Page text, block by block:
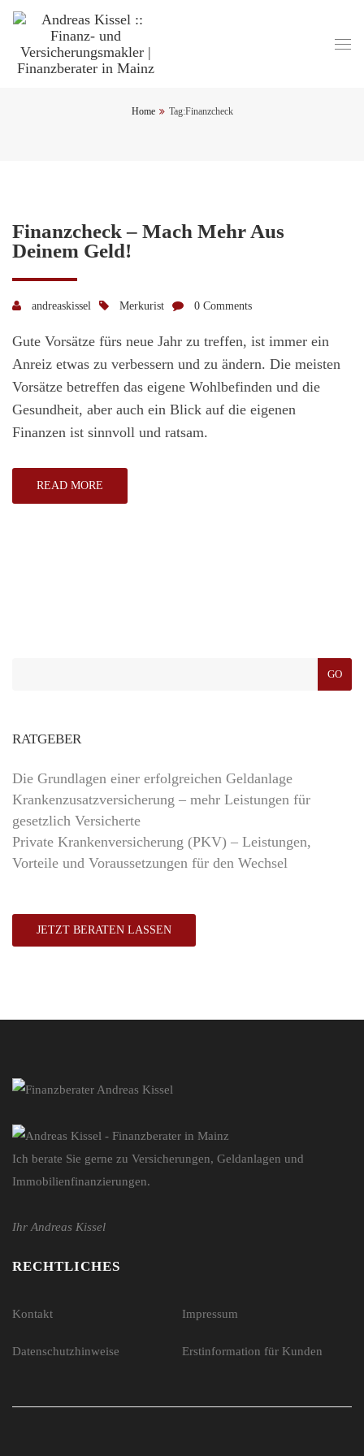
Home Tag:Finanzcheck
Finanzcheck – Mach Mehr Aus
Deinem Geld!
andreaskissel Merkurist 0 Comments
Gute Vorsätze fürs neue Jahr zu treffen, ist immer ein
Anreiz etwas zu verbessern und zu ändern. Die meisten
Vorsätze betreffen das eigene Wohlbefinden und die
Gesundheit, aber auch ein Blick auf die eigenen
Finanzen ist sinnvoll und ratsam.
READ MORE
GO
RATGEBER
Die Grundlagen einer erfolgreichen Geldanlage
Krankenzusatzversicherung – mehr Leistungen für
gesetzlich Versicherte
Private Krankenversicherung (PKV) – Leistungen,
Vorteile und Voraussetzungen für den Wechsel
JETZT BERATEN LASSEN
Ich berate Sie gerne zu Versicherungen, Geldanlagen und
Immobilienfinanzierungen.
Ihr Andreas Kissel
RECHTLICHES
Kontakt Impressum
Datenschutzhinweise Erstinformation für Kunden